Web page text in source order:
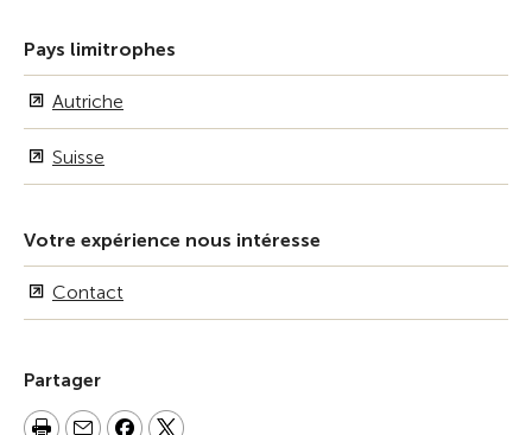
Pays limitrophes
Autriche
Suisse
Votre expérience nous intéresse
Contact
Partager